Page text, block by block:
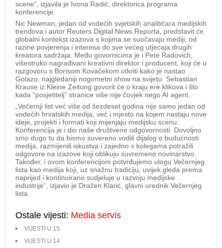
scene“, izjavila je Ivona Radić, direktorica programa
konferencije.
Nic Newman, jedan od vodećih svjetskih analitičara medijskih
trendova i autor Reuters Digital News Reporta, predstavit će
globalni kontekst izazova s kojima se suočavaju mediji, od
razine povjerenja i interesa do sve većeg utjecaja drugih
kreatora sadržaja. Među govornicima je i Pete Radovich,
višestruko nagrađivani kreativni direktor i producent, koji će u
razgovoru s Borisom Kovačekom otkriti kako je nastao
Golazo, najgledaniji nogometni show na svijetu. Sebastian
Krause iz Kleine Zeitung govorit će o kraju ere klikova i što
kada “posjetitelj” stranice više nije čovjek nego AI agent.
„Večernji list već više od šezdeset godina nije samo jedan od
vodećih hrvatskih medija, već i mjesto na kojem nastaju nove
ideje, projekti i formati koji mijenjaju medijsku scenu.
Konferencija je i dio naše društvene odgovornosti. Dovoljno
smo dugo tu da bismo suvereno vodili dijalog o budućnosti
medija, razmijenili iskustva i zajedno s kolegama potražili
odgovore na izazove koji oblikuju suvremeno novinarstvo.
Također, i ovom konferencijom potvrđujemo ulogu Večernjeg
lista kao medija koji, uz snažnu tradiciju, uvijek gleda prema
naprijed i kontinuirano sudjeluje u razvoju medijske
industrije“, izjavio je Dražen Klarić, glavni urednik Večernjeg
lista.
Ostale vijesti: Media servis
VIJESTI U 15
VIJESTI U 14